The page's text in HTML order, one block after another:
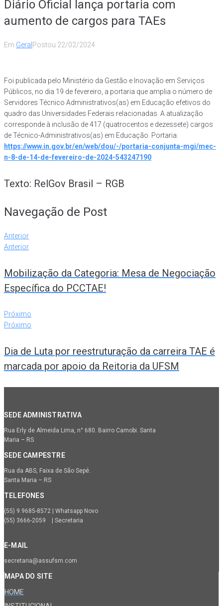
Diário Oficial lança portaria com
aumento de cargos para TAEs
Em Geral Postou 22/02/2024
Foi publicada pelo Ministério da Gestão e Inovação em Serviços
Públicos, no dia 19 de fevereiro, a portaria que amplia o número de
Servidores Técnico Administrativos(as) em Educação efetivos do
quadro das Universidades Federais relacionadas. A atualização
corresponde à inclusão de 417 (quatrocentos e dezessete) cargos
de Técnico-Administrativos(as) em Educação. Portaria:
https://www.in.gov.br/en/web/dou/-/portaria-conjunta-mgi/mec-
n-8-de-14-de-fevereiro-de-2024-543247190
Texto: RelGov Brasil – RGB
Navegação de Post
Anterior
Anterior
Mobilização da Categoria: Mesa de Negociação
Específica do PCCTAE!
Próximo
Próximo
Dia de Luta por reestruturação da carreira TAE é
marcada por apoio da Reitoria da UFSM
SEDE ADMINISTRATIVA
Rua Erly de Almeida Lima, n° 680. Bairro Camobi. Santa
Maria – RS
SEDE CAMPESTRE
Rua da ABS, Faixa de São Sepé.
Santa Maria – RS
TELEFONES
(55) 9.9685-8572 | Whatsapp Novo
(55) 3666-2059 | Secretaria
E-MAIL
secretaria@assufsm.com
MAPA DO SITE
HOME